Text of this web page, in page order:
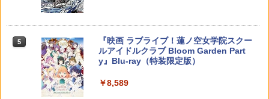
￥9,900
￥8,415
レゼント 送料無料
￥2,100
￥10,737
￥14,141
5
『映画 ラブライブ！蓮ノ空女学院スクー
ルアイドルクラブ Bloom Garden Part
y』Blu-ray（特装限定版）
￥8,589